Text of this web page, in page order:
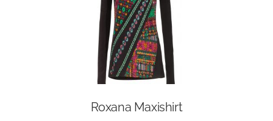
Roxana Maxishirt